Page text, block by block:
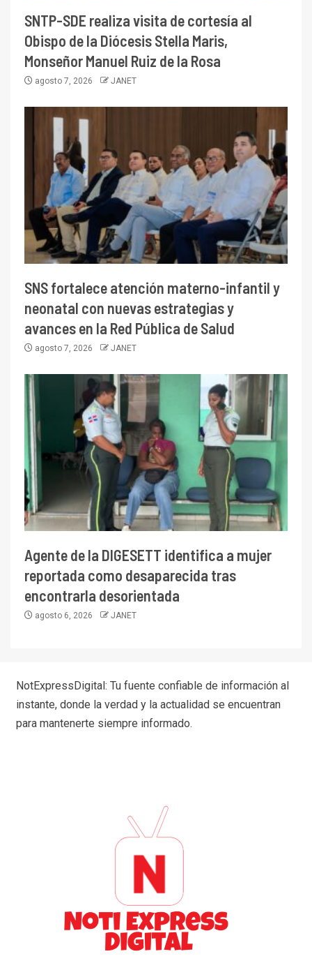
SNTP-SDE realiza visita de cortesía al
Obispo de la Diócesis Stella Maris,
Monseñor Manuel Ruiz de la Rosa
agosto 7, 2026 JANET
SNS fortalece atención materno-infantil y
neonatal con nuevas estrategias y
avances en la Red Pública de Salud
agosto 7, 2026 JANET
Agente de la DIGESETT identifica a mujer
reportada como desaparecida tras
encontrarla desorientada
agosto 6, 2026 JANET
NotExpressDigital: Tu fuente confiable de información al
instante, donde la verdad y la actualidad se encuentran
para mantenerte siempre informado.